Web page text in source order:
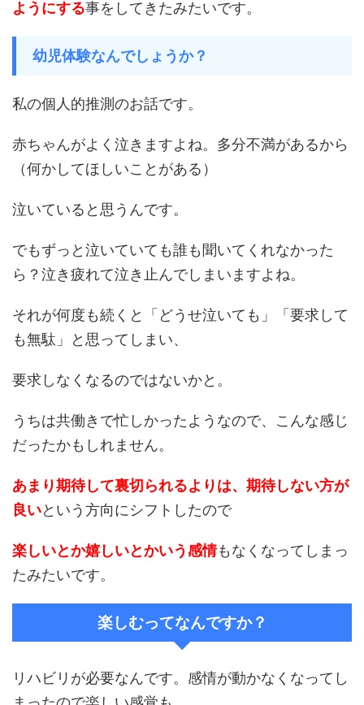
ようにする事をしてきたみたいです。
幼児体験なんでしょうか？
私の個人的推測のお話です。
赤ちゃんがよく泣きますよね。多分不満があるから
（何かしてほしいことがある）
泣いていると思うんです。
でもずっと泣いていても誰も聞いてくれなかった
ら？泣き疲れて泣き止んでしまいますよね。
それが何度も続くと「どうせ泣いても」「要求して
も無駄」と思ってしまい、
要求しなくなるのではないかと。
うちは共働きで忙しかったようなので、こんな感じ
だったかもしれません。
あまり期待して裏切られるよりは、期待しない方が
良いという方向にシフトしたので
楽しいとか嬉しいとかいう感情もなくなってしまっ
たみたいです。
楽しむってなんですか？
リハビリが必要なんです。感情が動かなくなってし